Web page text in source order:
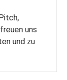
uns
und zu